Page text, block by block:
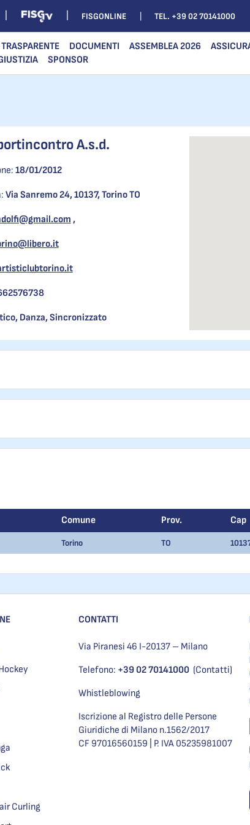
FISGONLINE TEL. +39 02 70141000
DOCUMENTI ASSEMBLEA 2026
SPONSOR
A.s.d.
18/01/2012
Via Sanremo 24, 10137, Torino TO
,
Danza, Sincronizzato
Comune Prov. Cap
Torino TO
Curling
CONTATTI
Via Piranesi 46 I-20137 – Milano
Telefono: +39 02 70141000 (Contatti)
Whistleblowing
Iscrizione al Registro delle Persone
Giuridiche di Milano n.1562/2017
CF 97016560159 | P. IVA 05235981007